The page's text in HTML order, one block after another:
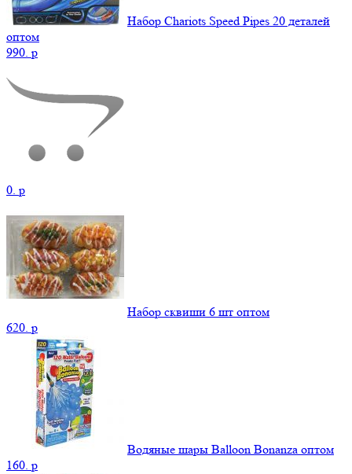
Набор Chariots Speed Pipes 20 деталей
оптом
990. p
0. p
Набор сквиши 6 шт оптом
620. p
Водяные шары Balloon Bonanza оптом
160. p